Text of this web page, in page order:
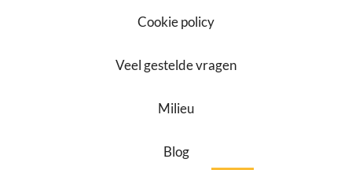
Cookie policy
Veel gestelde vragen
Milieu
Blog